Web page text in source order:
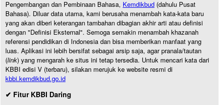
Pengembangan dan Pembinaan Bahasa, Kemdikbud (dahulu Pusat
Bahasa). Diluar data utama, kami berusaha menambah kata-kata baru
yang akan diberi keterangan tambahan dibagian akhir arti atau definisi
dengan "Definisi Eksternal". Semoga semakin menambah khazanah
referensi pendidikan di Indonesia dan bisa memberikan manfaat yang
luas. Aplikasi ini lebih bersifat sebagai arsip saja, agar pranala/tautan
(link) yang mengarah ke situs ini tetap tersedia. Untuk mencari kata dari
KBBI edisi V (terbaru), silakan merujuk ke website resmi di
kbbi.kemdikbud.go.id
✔ Fitur KBBI Daring